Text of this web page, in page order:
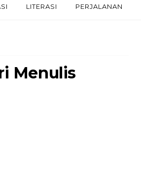
LITERASI PERJALANAN
Menulis